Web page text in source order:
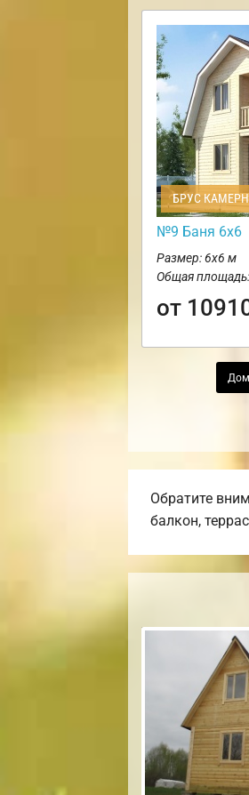
БРУС
№9 Баня 6х6
Размер: 6х6 м
Общая
от
Обратите
балкон,